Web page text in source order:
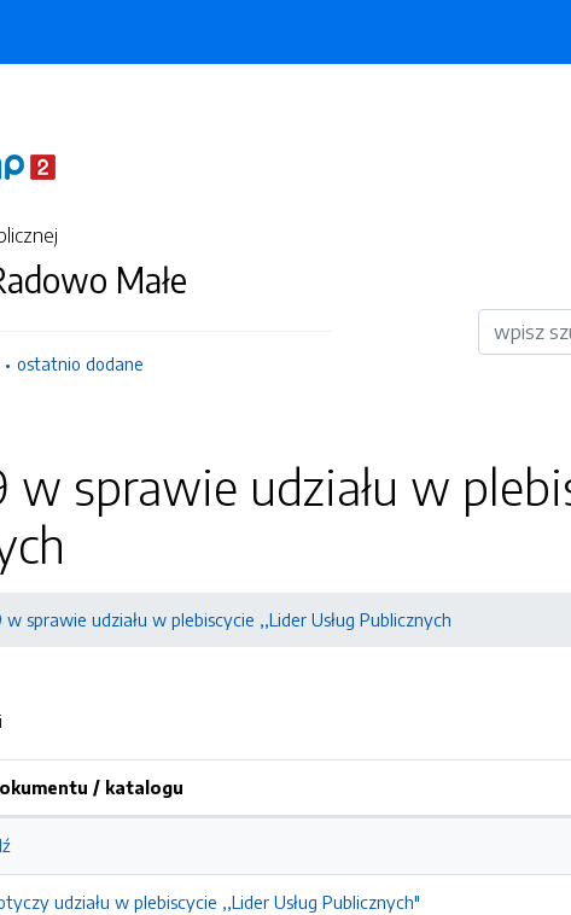
Małe
ostatnio dodane
w sprawie udziału w
sprawie udziału w plebiscycie ,,Lider Usług Publicznych
/ katalogu
udziału w plebiscycie ,,Lider Usług Publicznych"